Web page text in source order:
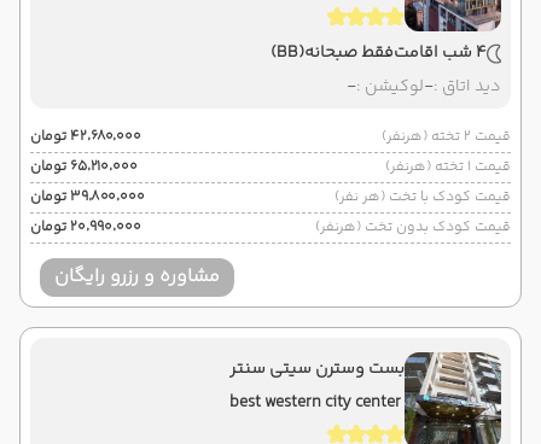
4 شب اقامت فقط صبحانه(BB)
دید اتاق :-لوکیشن :-
قیمت 2 تخته (هرنفر)
۴۲٬۶۸۰٬۰۰۰ تومان
قیمت 1 تخته (هرنفر)
۶۵٬۲۱۰٬۰۰۰ تومان
قیمت کودک با تخت (هر نفر)
۳۹٬۸۰۰٬۰۰۰ تومان
قیمت کودک بدون تخت (هرنفر)
۲۰٬۹۹۰٬۰۰۰ تومان
مشاوره و رزرو رایگان
بست وسترن سیتی سنتر
best western city center